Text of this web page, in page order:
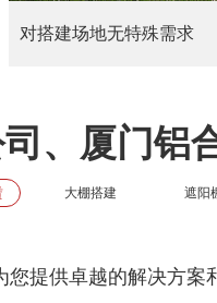
对搭建场地无特殊需求
、厦门铝
大棚搭建 遮阳
您提供卓越的解决方案